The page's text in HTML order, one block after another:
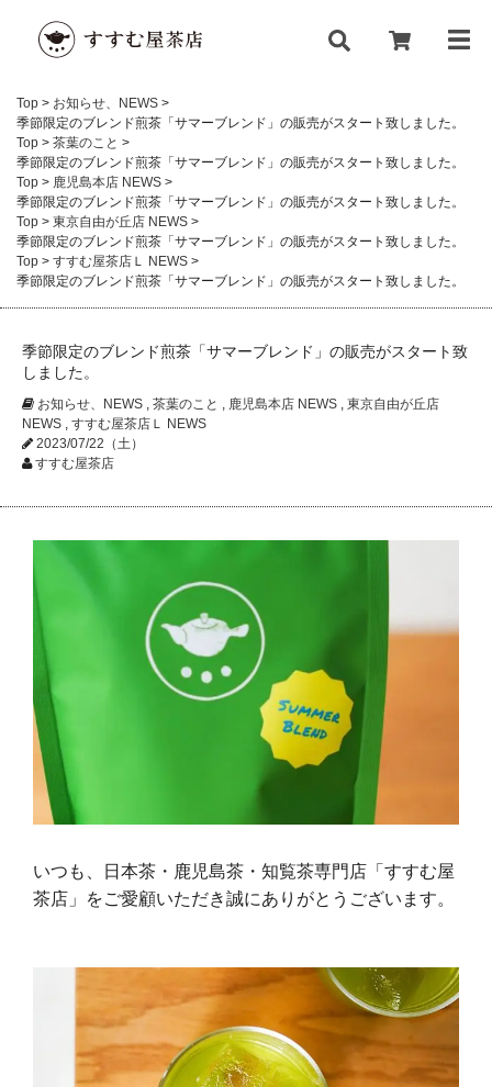
Top > お知らせ、NEWS >
季節限定のブレンド煎茶「サマーブレンド」の販売がスタート致しました。
Top > 茶葉のこと >
季節限定のブレンド煎茶「サマーブレンド」の販売がスタート致しました。
Top > 鹿児島本店 NEWS >
季節限定のブレンド煎茶「サマーブレンド」の販売がスタート致しました。
Top > 東京自由が丘店 NEWS >
季節限定のブレンド煎茶「サマーブレンド」の販売がスタート致しました。
Top > すすむ屋茶店Ｌ NEWS >
季節限定のブレンド煎茶「サマーブレンド」の販売がスタート致しました。
季節限定のブレンド煎茶「サマーブレンド」の販売がスタート致
しました。
お知らせ、NEWS , 茶葉のこと , 鹿児島本店 NEWS , 東京自由が丘店
NEWS , すすむ屋茶店Ｌ NEWS
2023/07/22（土）
すすむ屋茶店
いつも、日本茶・鹿児島茶・知覧茶専門店「すすむ屋
茶店」をご愛顧いただき誠にありがとうございます。